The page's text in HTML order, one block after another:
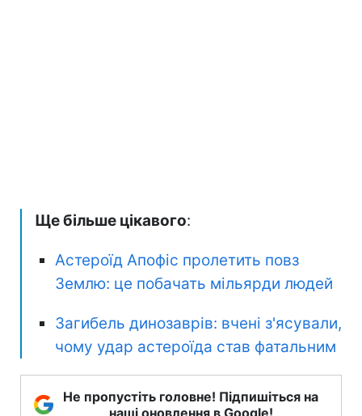
Ще більше цікавого:
Астероїд Апофіс пролетить повз
Землю: це побачать мільярди людей
Загибель динозаврів: вчені з'ясували,
чому удар астероїда став фатальним
Не пропустіть головне! Підпишіться на